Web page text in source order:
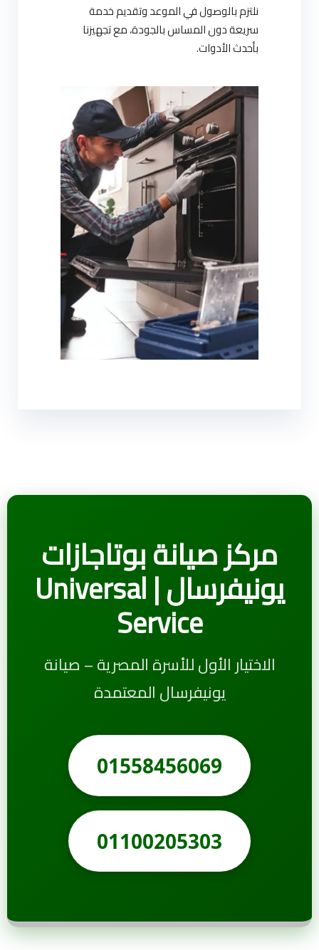
نلتزم بالوصول في الموعد وتقديم خدمة
سريعة دون المساس بالجودة، مع تجهيزنا
بأحدث الأدوات.
مركز صيانة بوتاجازات
يونيفرسال | Universal
Service
الاختيار الأول للأسرة المصرية – صيانة
يونيفرسال المعتمدة
01558456069
01100205303